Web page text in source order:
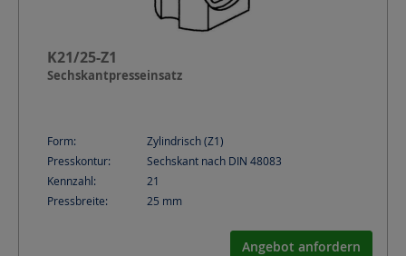
K21/25-Z1
Sechskantpresseinsatz
Form:
Zylindrisch (Z1)
Presskontur:
Sechskant nach DIN 48083
Kennzahl:
21
Pressbreite:
25 mm
Angebot anfordern